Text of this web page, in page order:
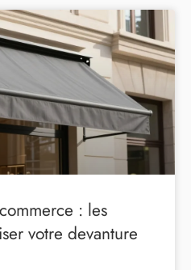
: les
votre devanture